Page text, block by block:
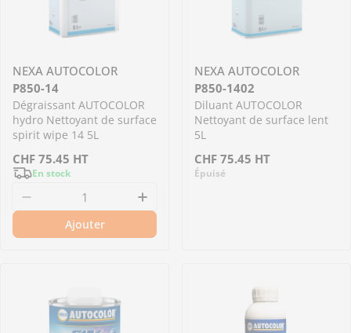
NEXA AUTOCOLOR
P850-14
Dégraissant AUTOCOLOR
hydro Nettoyant de surface
spirit wipe 14 5L
Prix
régulier
CHF 75.45 HT
En stock
Diminuer la quantité pour P850-14 -
Augmenter la quantité pour
Ajouter
NEXA AUTOCOLOR
P850-1402
Diluant AUTOCOLOR
Nettoyant de surface lent
5L
Prix
CHF 75.45 HT
Épuisé